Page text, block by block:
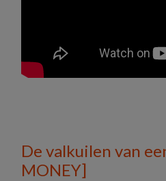
De valkuilen van
MONEY]